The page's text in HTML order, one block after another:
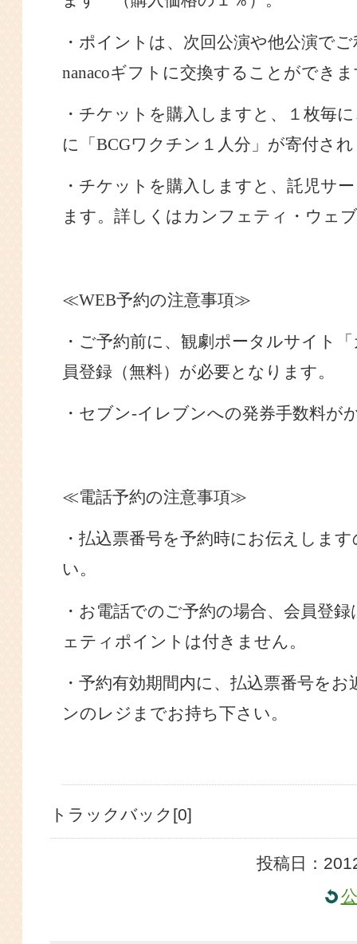
・ポイントは、次回公演や他公演で
nanacoギフトに交換することができ
・チケットを購入しますと、１枚毎
に「 BCGワクチン１人分」が寄付さ
・チケットを購入しますと、託児サ
ます。詳しくはカンフェティ・ウェ
≪WEB予約の注意事項≫
・ご予約前に、観劇ポータルサイト
員登録（無料）が必要となります。
・セブン-イレブンへの発券手数料が
≪電話予約の注意事項≫
・払込票番号を予約時にお伝えしま
い。
・お電話でのご予約の場合、会員登
ェティポイントは付きません。
・予約有効期間内に、払込票番号を
ンのレジまでお持ち下さい。
トラックバック[0]
投稿日：